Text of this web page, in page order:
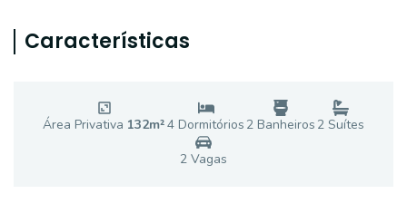
Características
Área Privativa 132m²4 Dormitórios 2 Banheiros 2 Suítes
2 Vagas